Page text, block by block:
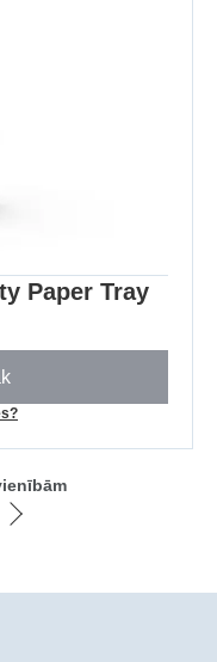
Paper Tray
Iet